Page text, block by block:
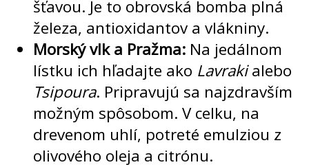
šťavou. Je to obrovská bomba plná
železa, antioxidantov a vlákniny.
Morský vlk a Pražma: Na jedálnom
lístku ich hľadajte ako Lavrakialebo
Tsipoura. Pripravujú sa najzdravším
možným spôsobom. V celku, na
drevenom uhlí, potreté emulziou z
olivového oleja a citrónu.